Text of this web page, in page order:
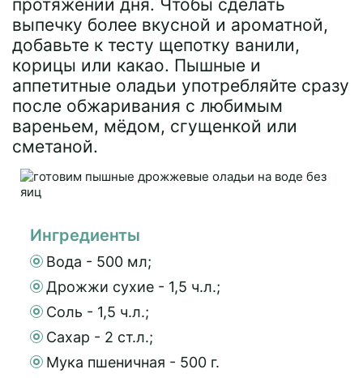
протяжении дня. Чтобы сделать
выпечку более вкусной и ароматной,
добавьте к тесту щепотку ванили,
корицы или какао. Пышные и
аппетитные оладьи употребляйте сразу
после обжаривания с любимым
вареньем, мёдом, сгущенкой или
сметаной.
Ингредиенты
Вода - 500 мл;
Дрожжи сухие - 1,5 ч.л.;
Соль - 1,5 ч.л.;
Сахар - 2 ст.л.;
Мука пшеничная - 500 г.